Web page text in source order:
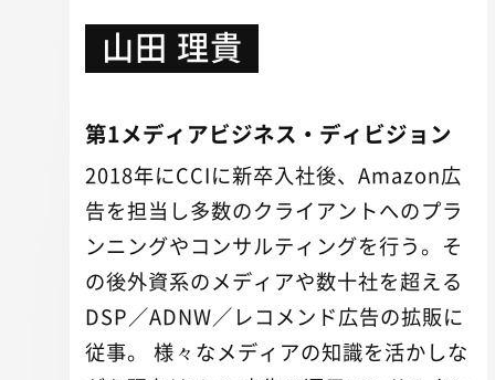
山田 理貴
第1メディアビジネス・ディビジョン
2018年にCCIに新卒入社後、Amazon広
告を担当し多数のクライアントへのプラ
ンニングやコンサルティングを行う。そ
の後外資系のメディアや数十社を超える
DSP／ADNW／レコメンド広告の拡販に
従事。 様々なメディアの知識を活かしな